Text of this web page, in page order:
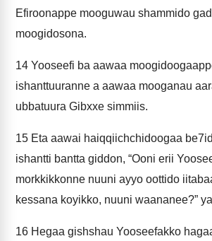
Efiroonappe mooguwau shammido
moogidosona.
14 Yooseefi ba aawaa
ishanttuuranne a aawaa mooganau
ubbatuura Gibxxe simmiis.
15 Eta aawai haiqqiichchidoogaa
ishantti bantta giddon, “Ooni erii
morkkikkonne nuuni ayyo oottido
kessana koyikko, nuuni waananee?”
16 Hegaa gishshau Yooseefakko